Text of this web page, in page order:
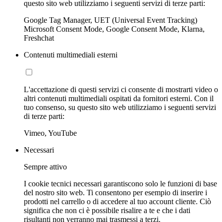
questo sito web utilizziamo i seguenti servizi di terze parti:
Google Tag Manager, UET (Universal Event Tracking)
Microsoft Consent Mode, Google Consent Mode, Klarna,
Freshchat
Contenuti multimediali esterni
L'accettazione di questi servizi ci consente di mostrarti video o
altri contenuti multimediali ospitati da fornitori esterni. Con il
tuo consenso, su questo sito web utilizziamo i seguenti servizi
di terze parti:
Vimeo, YouTube
Necessari
Sempre attivo
I cookie tecnici necessari garantiscono solo le funzioni di base
del nostro sito web. Ti consentono per esempio di inserire i
prodotti nel carrello o di accedere al tuo account cliente. Ciò
significa che non ci è possibile risalire a te e che i dati
risultanti non verranno mai trasmessi a terzi.